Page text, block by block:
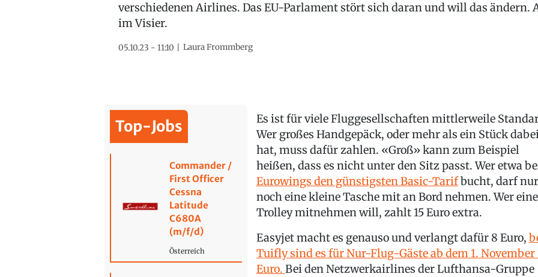
verschiedenen Airlines. Das EU-Parlament stört sich daran und will das ändern.
im Visier.
05.10.23 - 11:10 Laura Frommberg
Top-Jobs
Commander /
First Officer
Cessna
Latitude
C680A
(m/f/d)
Österreich
Es ist für viele Fluggesellschaften mittlerweile
Wer großes Handgepäck, oder mehr als ein Stück
hat, muss dafür zahlen. «Groß» kann zum Beispiel
heißen, dass es nicht unter den Sitz passt. Wer etwa
Eurowings den günstigsten Basic-Tarifbucht, darf nur
noch eine kleine Tasche mit an Bord nehmen. Wer
Trolley mitnehmen will, zahlt 15 Euro extra.
Easyjet macht es genauso und verlangt dafür 8 Euro,
Tuifly sind es für Nur-Flug-Gäste ab dem 1. November
Euro. Bei den Netzwerkairlines der Lufthansa-Gruppe